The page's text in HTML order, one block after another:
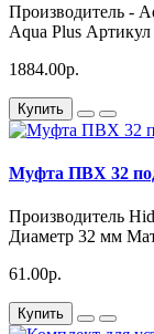
Производитель -
Aqua Plus
1884.00р.
Купить
Муфта ПВХ 32
Производитель
Диаметр 32 мм
61.00р.
Купить